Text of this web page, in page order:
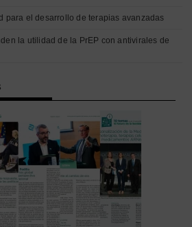
para el desarrollo de terapias avanzadas
la utilidad de la PrEP con antivirales de